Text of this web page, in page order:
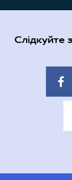
Слідкуйте